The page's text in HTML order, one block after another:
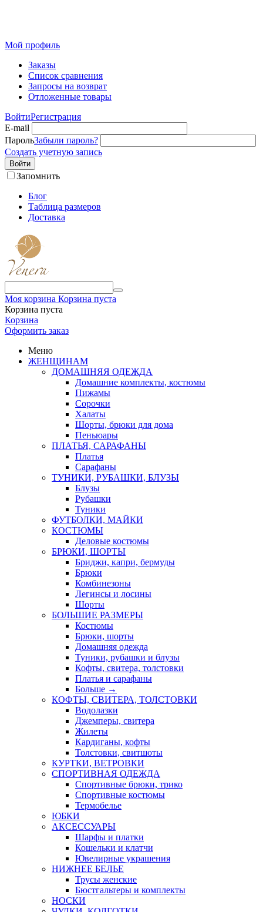
Мой профиль
Заказы
Список сравнения
Запросы на возврат
Отложенные товары
ВойтиРегистрация
E-mail
ПарольЗабыли пароль?
Создать учетную запись
Войти
Запомнить
Блог
Таблица размеров
Доставка
Моя корзина Корзина пуста
Корзина пуста
Корзина
Оформить заказ
Меню
ЖЕНЩИНАМ
ДОМАШНЯЯ ОДЕЖДА
Домашние комплекты, костюмы
Пижамы
Сорочки
Халаты
Шорты, брюки для дома
Пеньюары
ПЛАТЬЯ, САРАФАНЫ
Платья
Сарафаны
ТУНИКИ, РУБАШКИ, БЛУЗЫ
Блузы
Рубашки
Туники
ФУТБОЛКИ, МАЙКИ
КОСТЮМЫ
Деловые костюмы
БРЮКИ, ШОРТЫ
Бриджи, капри, бермуды
Брюки
Комбинезоны
Легинсы и лосины
Шорты
БОЛЬШИЕ РАЗМЕРЫ
Костюмы
Брюки, шорты
Домашняя одежда
Туники, рубашки и блузы
Кофты, свитера, толстовки
Платья и сарафаны
Больше →
КОФТЫ, СВИТЕРА, ТОЛСТОВКИ
Водолазки
Джемперы, свитера
Жилеты
Кардиганы, кофты
Толстовки, свитшоты
КУРТКИ, ВЕТРОВКИ
СПОРТИВНАЯ ОДЕЖДА
Спортивные брюки, трико
Спортивные костюмы
Термобелье
ЮБКИ
AКСЕССУАРЫ
Шарфы и платки
Кошельки и клатчи
Ювелирные украшения
НИЖНЕЕ БЕЛЬЕ
Трусы женские
Бюстгальтеры и комплекты
НОСКИ